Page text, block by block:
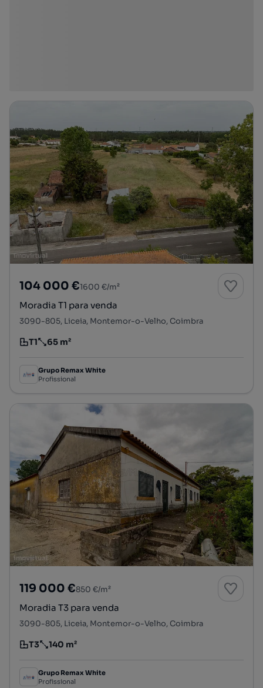
104 000 €1600 €/m²
Moradia T1 para venda
3090-805, Liceia, Montemor-o-Velho, Coimbra
Tipologia
T1
Preço por metro quadrado
65 m²
Grupo Remax White
Profissional
119 000 €850 €/m²
Moradia T3 para venda
3090-805, Liceia, Montemor-o-Velho, Coimbra
Tipologia
T3
Preço por metro quadrado
140 m²
Grupo Remax White
Profissional